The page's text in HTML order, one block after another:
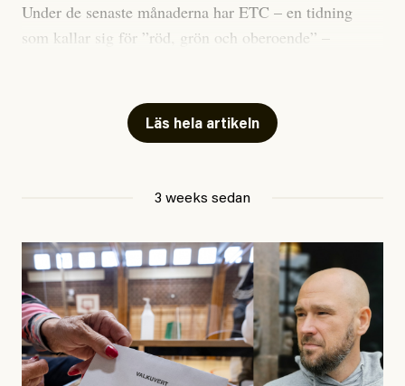
Under de senaste månaderna har ETC – en tidning
som kallar sig för ”röd, grön och oberoende” –
skriver för? Vad betyder det att vara en ”röd, grön och
oberoende” tidning? Och vad är egentligen bra
utpekas som israelisk infiltratör”. Enligt ingressen
handlar artikeln om en person vars ”bakgrund skapar
splittring och oro i rörelsen”. Problemet är att artikeln
skapar betydligt mer oro i palestinarörelsen – och den
oberoende vänstern – än den porträtterade personen
Läs hela artikeln
3 weeks sedan